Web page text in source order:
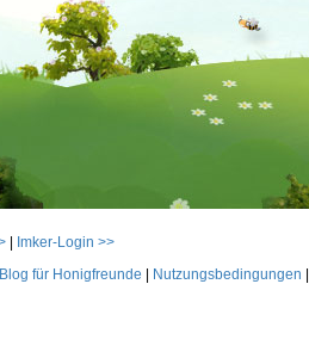
Imker-Login >>
Blog für Honigfreunde Nutzungsbedingungen